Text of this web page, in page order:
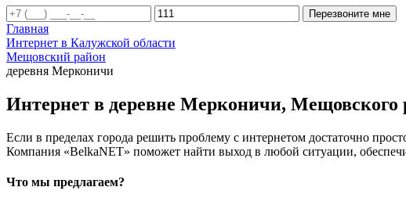
Перезвоните мне
Главная
Интернет в Калужской области
Мещовский район
деревня Мерконичи
Интернет в деревне Мерконичи, Мещовского
Если в пределах города решить проблему с интернетом достаточно
Компания «BelkaNET» поможет найти выход в любой ситуации,
Что мы предлагаем?